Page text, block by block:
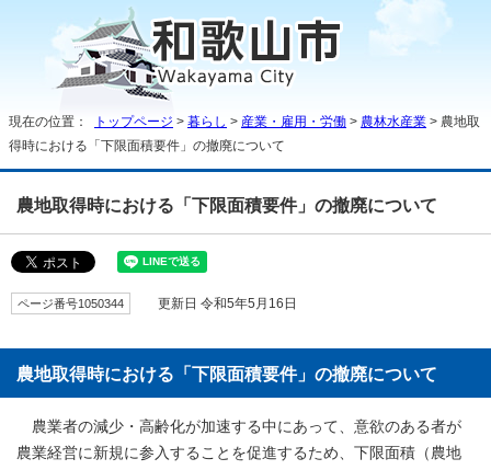
現在の位置： トップページ > 暮らし > 産業・雇用・労働 > 農林水産業 > 農地取
得時における「下限面積要件」の撤廃について
農地取得時における「下限面積要件」の撤廃について
ページ番号1050344 更新日 令和5年5月16日
農地取得時における「下限面積要件」の撤廃について
農業者の減少・高齢化が加速する中にあって、意欲のある者が
農業経営に新規に参入することを促進するため、下限面積（農地